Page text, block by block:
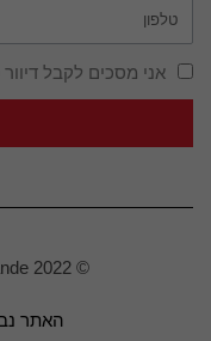
אני מסכים לקבל
© Normande 2022 כל הזכויות שמורות.
האתר